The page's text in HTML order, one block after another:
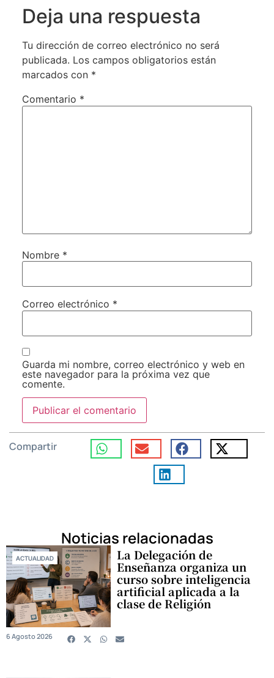
Deja una respuesta
Tu dirección de correo electrónico no será
publicada. Los campos obligatorios están
marcados con *
Comentario *
Nombre *
Correo electrónico *
Guarda mi nombre, correo electrónico y web en
este navegador para la próxima vez que
comente.
Compartir
Noticias relacionadas
ACTUALIDAD La Delegación de
Enseñanza organiza un
curso sobre inteligencia
artificial aplicada a la
clase de Religión
6 Agosto 2026